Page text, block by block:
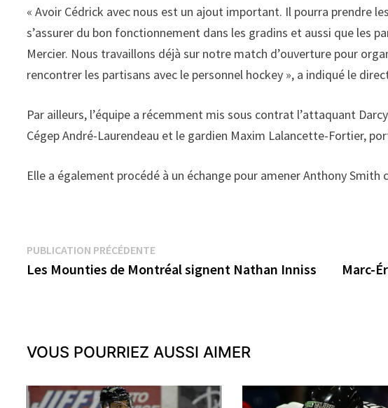
« Avoir Cédrick avec nous est un ajout important. Il pourra prendre
s’assurer du bon fonctionnement dans les gradins et aussi que les
Mercier. Nous travaillons déjà sur notre match d’ouverture pour
rencontrer les partisans avec le personnel hockey », a indiqué le
Par ailleurs, l’équipe a récemment mis sous contrat l’attaquant
Cégep André-Laurendeau et le gardien Maxim Lalancette-Fortier,
Elle a également procédé à un échange pour amener Anthony
Navigation
de
PUBLICATION PRÉCÉDENTEPublication
précédente :
Les Mounties de Montréal signent Nathan Inniss
Marc-
VOUS POURRIEZ AUSSI AIMER